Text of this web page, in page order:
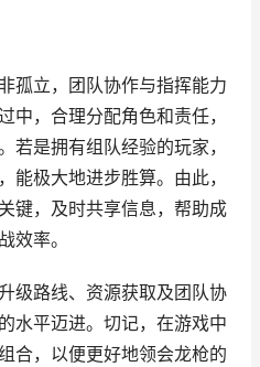
孤立，团队协作与指挥能力
中，合理分配角色和责任，
若是拥有组队经验的玩家，
能极大地进步胜算。由此，
键，及时共享信息，帮助成
效率。
级路线、资源获取及团队协
水平迈进。切记，在游戏中
合，以便更好地领会龙枪的